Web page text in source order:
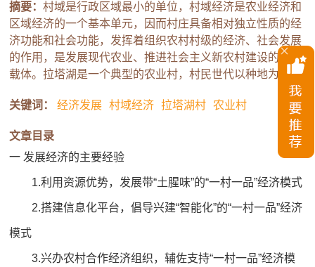
摘要：村域是行政区域最小的单位，村域经济是农业经济和
区域经济的一个基本单元，因而村庄具备相对独立性质的经
济功能和社会功能，发挥着组织农村村级的经济、社会发展
的作用，是发展现代农业、推进社会主义新农村建设的重要
载体。拉塔湖是一个典型的农业村，村民世代以种地为生。
关键词： 经济发展 村域经济 拉塔湖村 农业村
文章目录
一 发展经济的主要经验
1.利用资源优势，发展带“土腥味”的“一村一品”经济模式
2.搭建信息化平台，倡导兴建“智能化”的“一村一品”经济
模式
3.兴办农村合作经济组织，辅佐支持“一村一品”经济模